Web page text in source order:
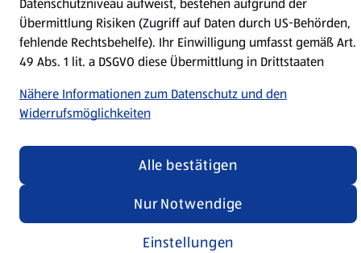
Datenschutz- und Richtlinienmenü
Datenschutzhinweis &
Impressum
Security Policy
(öffnet in einem neuen Tab)
Übermittlung Risiken (Zugriff auf Daten durch US-Behörden,
fehlende Rechtsbehelfe). Ihr Einwilligung umfasst gemäß Art.
49 Abs. 1 lit. a DSGVO diese Übermittlung in Drittstaaten
Nähere Informationen zum Datenschutz und den
Widerrufsmöglichkeiten
Einstellungen
Nur Notwendige
Alle bestätigen